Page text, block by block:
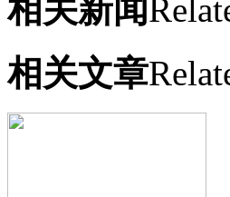
相关新闻
相关文章